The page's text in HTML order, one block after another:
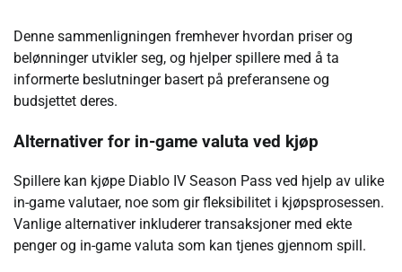
Denne sammenligningen fremhever hvordan priser og
belønninger utvikler seg, og hjelper spillere med å ta
informerte beslutninger basert på preferansene og
budsjettet deres.
Alternativer for in-game valuta ved kjøp
Spillere kan kjøpe Diablo IV Season Pass ved hjelp av ulike
in-game valutaer, noe som gir fleksibilitet i kjøpsprosessen.
Vanlige alternativer inkluderer transaksjoner med ekte
penger og in-game valuta som kan tjenes gjennom spill.